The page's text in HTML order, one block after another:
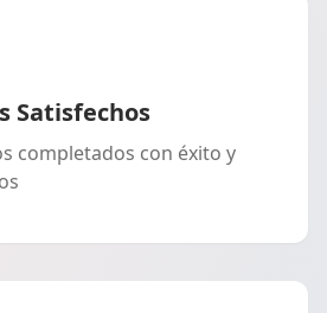
Satisfechos
completados con éxito y